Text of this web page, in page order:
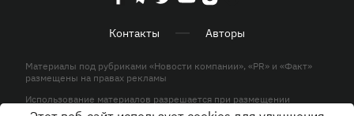
Контакты Авторы
Материалы под рубриками «Новости компании», «PR» и «Факт»
размещены на правах рекламы
Использование материалов разрешается при размещении
активной гиперссылки на KP.UA в первом абзаце.